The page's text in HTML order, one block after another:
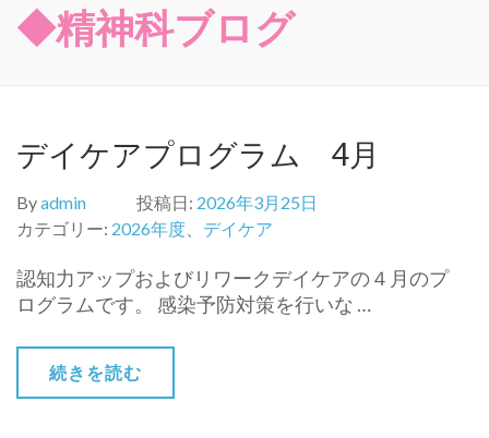
◆精神科ブログ
デイケアプログラム 4月
Byadmin 投稿日: 2026年3月25日
カテゴリー: 2026年度 デイケア
認知力アップおよびリワークデイケアの４月のプ
ログラムです。 感染予防対策を行いな …
続きを読む